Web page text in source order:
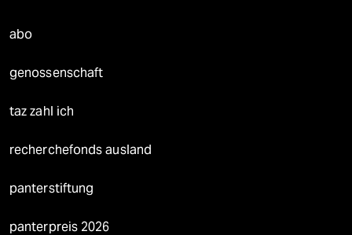
abo
genossenschaft
taz zahl ich
recherchefonds ausland
panterstiftung
panterpreis 2026